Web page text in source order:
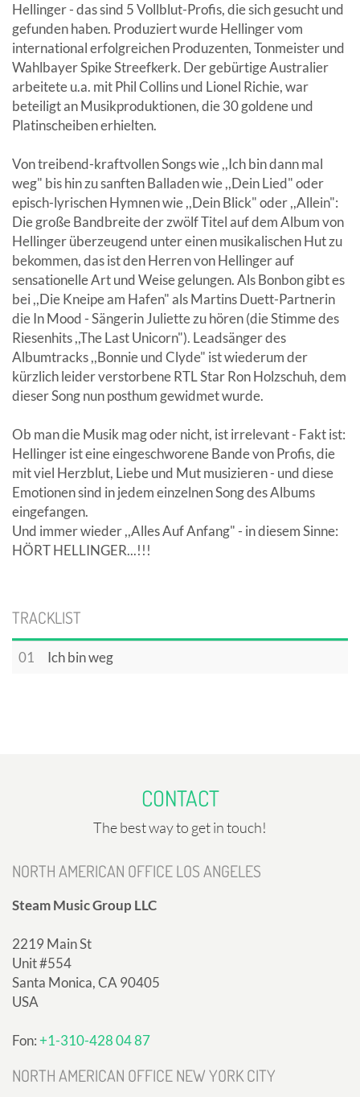
Hellinger - das sind 5 Vollblut-Profis, die sich gesucht und
gefunden haben. Produziert wurde Hellinger vom
international erfolgreichen Produzenten, Tonmeister und
Wahlbayer Spike Streefkerk. Der gebürtige Australier
arbeitete u.a. mit Phil Collins und Lionel Richie, war
beteiligt an Musikproduktionen, die 30 goldene und
Platinscheiben erhielten.
Von treibend-kraftvollen Songs wie ,,Ich bin dann mal
weg" bis hin zu sanften Balladen wie ,,Dein Lied" oder
episch-lyrischen Hymnen wie ,,Dein Blick" oder ,,Allein":
Die große Bandbreite der zwölf Titel auf dem Album von
Hellinger überzeugend unter einen musikalischen Hut zu
bekommen, das ist den Herren von Hellinger auf
sensationelle Art und Weise gelungen. Als Bonbon gibt es
bei ,,Die Kneipe am Hafen" als Martins Duett-Partnerin
die In Mood - Sängerin Juliette zu hören (die Stimme des
Riesenhits ,,The Last Unicorn"). Leadsänger des
Albumtracks ,,Bonnie und Clyde" ist wiederum der
kürzlich leider verstorbene RTL Star Ron Holzschuh, dem
dieser Song nun posthum gewidmet wurde.
Ob man die Musik mag oder nicht, ist irrelevant - Fakt ist:
Hellinger ist eine eingeschworene Bande von Profis, die
mit viel Herzblut, Liebe und Mut musizieren - und diese
Emotionen sind in jedem einzelnen Song des Albums
eingefangen.
Und immer wieder ,,Alles Auf Anfang" - in diesem Sinne:
HÖRT HELLINGER...!!!
TRACKLIST
01 Ich bin weg
CONTACT
The best way to get in touch!
NORTH AMERICAN OFFICE LOS ANGELES
Steam Music Group LLC
2219 Main St
Unit #554
Santa Monica, CA 90405
USA
Fon:+1-310-428 04 87
NORTH AMERICAN OFFICE NEW YORK CITY